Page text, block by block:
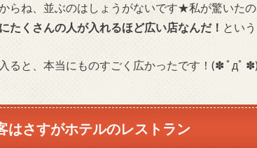
らね、並ぶのはしょうがないです★私が驚いた
たくさんの人が入れるほど広い店なんだ！ とい
ると、本当にものすごく広かったです！(✽ ﾟдﾟ
はさすがホテルのレストラン